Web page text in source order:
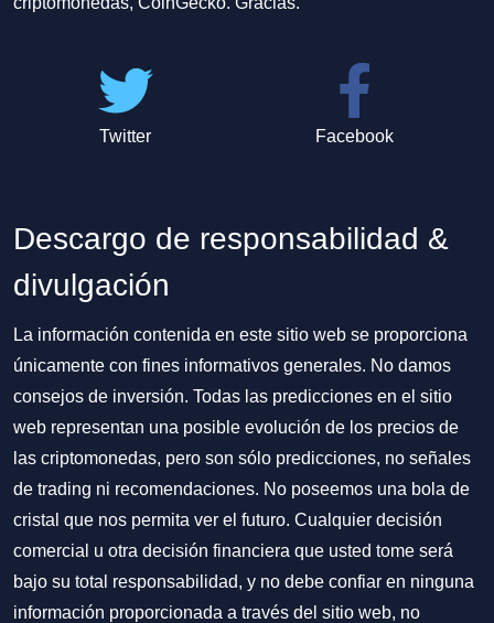
Twitter Facebook
Descargo de responsabilidad &
divulgación
La información contenida en este sitio web se proporciona
únicamente con fines informativos generales. No damos
consejos de inversión. Todas las predicciones en el sitio
web representan una posible evolución de los precios de
las criptomonedas, pero son sólo predicciones, no señales
de trading ni recomendaciones. No poseemos una bola de
cristal que nos permita ver el futuro. Cualquier decisión
comercial u otra decisión financiera que usted tome será
bajo su total responsabilidad, y no debe confiar en ninguna
información proporcionada a través del sitio web, no